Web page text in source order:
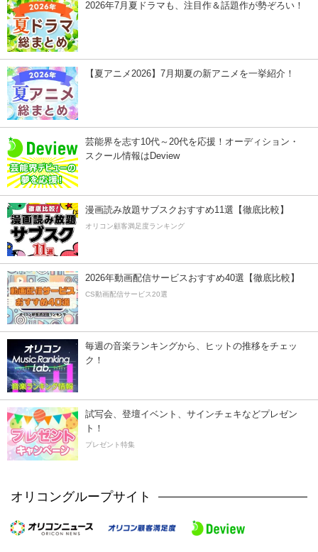
2026年7月夏ドラマも、注目作＆話題作が勢ぞろい！
【夏アニメ2026】7月期夏の新アニメを一挙紹介！
芸能界を志す10代～20代を応援！オーディション・
スクール情報はDeview
漫画読み放題サブスクおすすめ11選【徹底比較】
オリコン顧客満足度ランキング
2026年動画配信サービスおすすめ40選【徹底比較】
CS動画配信サービス20選
毎週の音楽ランキングから、ヒットの推移をチェッ
ク！
試写会、登壇イベント、サインチェキなどプレゼン
ト！
プレゼント特集
オリコングループサイト